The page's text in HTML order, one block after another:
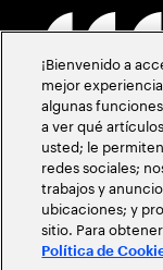
¡Bienvenido a
mejor
algunas
a ver qué
usted; le
redes sociales;
trabajos y
ubicaciones; y
sitio. Para
Política de